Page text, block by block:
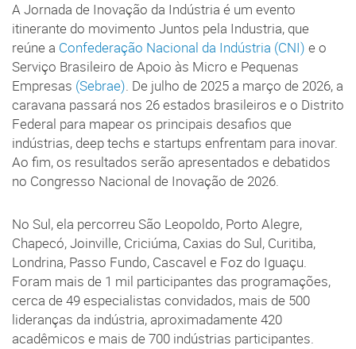
A Jornada de Inovação da Indústria é um evento
itinerante do movimento Juntos pela Industria, que
reúne a Confederação Nacional da Indústria (CNI) e o
Serviço Brasileiro de Apoio às Micro e Pequenas
Empresas (Sebrae). De julho de 2025 a março de 2026, a
caravana passará nos 26 estados brasileiros e o Distrito
Federal para mapear os principais desafios que
indústrias, deep techs e startups enfrentam para inovar.
Ao fim, os resultados serão apresentados e debatidos
no Congresso Nacional de Inovação de 2026.
No Sul, ela percorreu São Leopoldo, Porto Alegre,
Chapecó, Joinville, Criciúma, Caxias do Sul, Curitiba,
Londrina, Passo Fundo, Cascavel e Foz do Iguaçu.
Foram mais de 1 mil participantes das programações,
cerca de 49 especialistas convidados, mais de 500
lideranças da indústria, aproximadamente 420
acadêmicos e mais de 700 indústrias participantes.